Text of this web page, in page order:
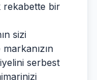
rekabette bir
sizi
serbest